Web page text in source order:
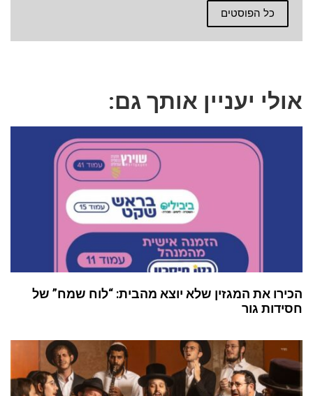
כל הפוסטים
אולי יעניין אותך גם:
הכירו את המגזין שלא יוצא מהבית: “לוח שמח” של
חסידות גור